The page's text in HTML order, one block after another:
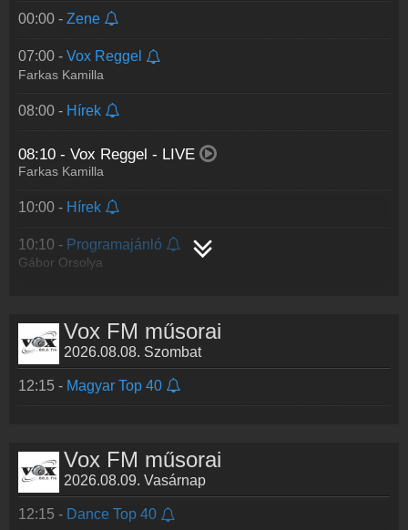
00:00 - Zene
07:00 - Vox Reggel
Farkas Kamilla
08:00 - Hírek
08:10 - Vox Reggel - LIVE
Farkas Kamilla
10:00 - Hírek
10:10 - Programajánló
Gábor Orsolya
13:00 -Hírek
14:00 - Rádió Top40
Vox FM műsorai
2026.08.08. Szombat
12:15 - Magyar Top 40
Vox FM műsorai
2026.08.09. Vasárnap
12:15 - Dance Top 40